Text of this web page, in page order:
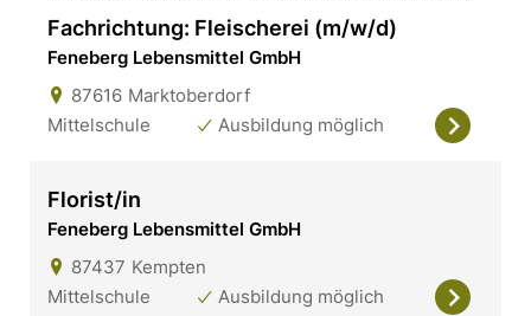
Fachrichtung: Fleischerei (m/w/d)
Feneberg Lebensmittel GmbH
87616 Marktoberdorf
Mittelschule
Ausbildung möglich
Florist/in
Feneberg Lebensmittel GmbH
87437 Kempten
Mittelschule
Ausbildung möglich